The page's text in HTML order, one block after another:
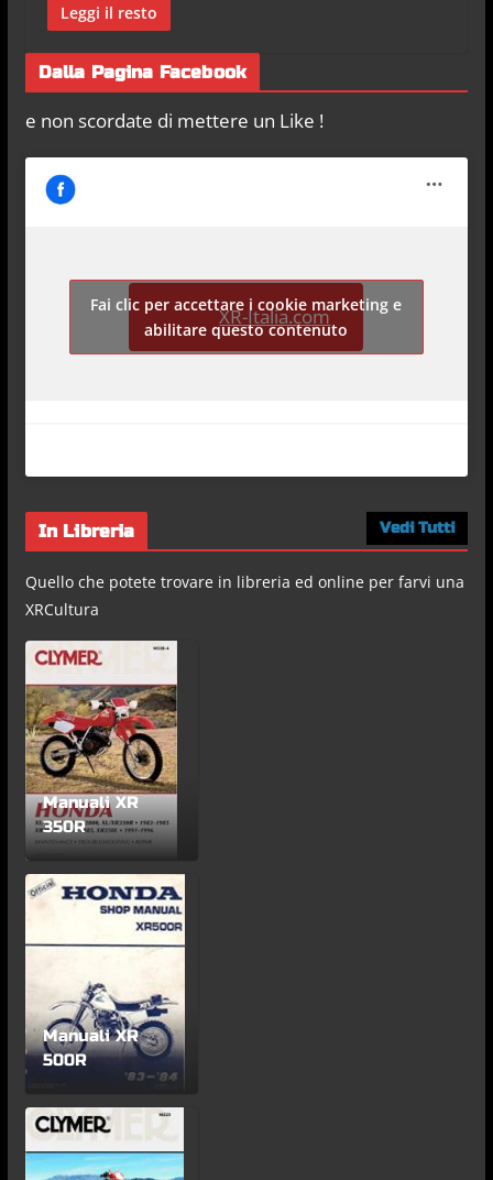
Leggi il resto
Dalla Pagina Facebook
e non scordate di mettere un Like !
XR-Italia.com
Fai clic per accettare i cookie marketing e
abilitare questo contenuto
In Libreria Vedi Tutti
Quello che potete trovare in libreria ed online per farvi una
XRCultura
Manuali XR
350R
Manuali XR
500R